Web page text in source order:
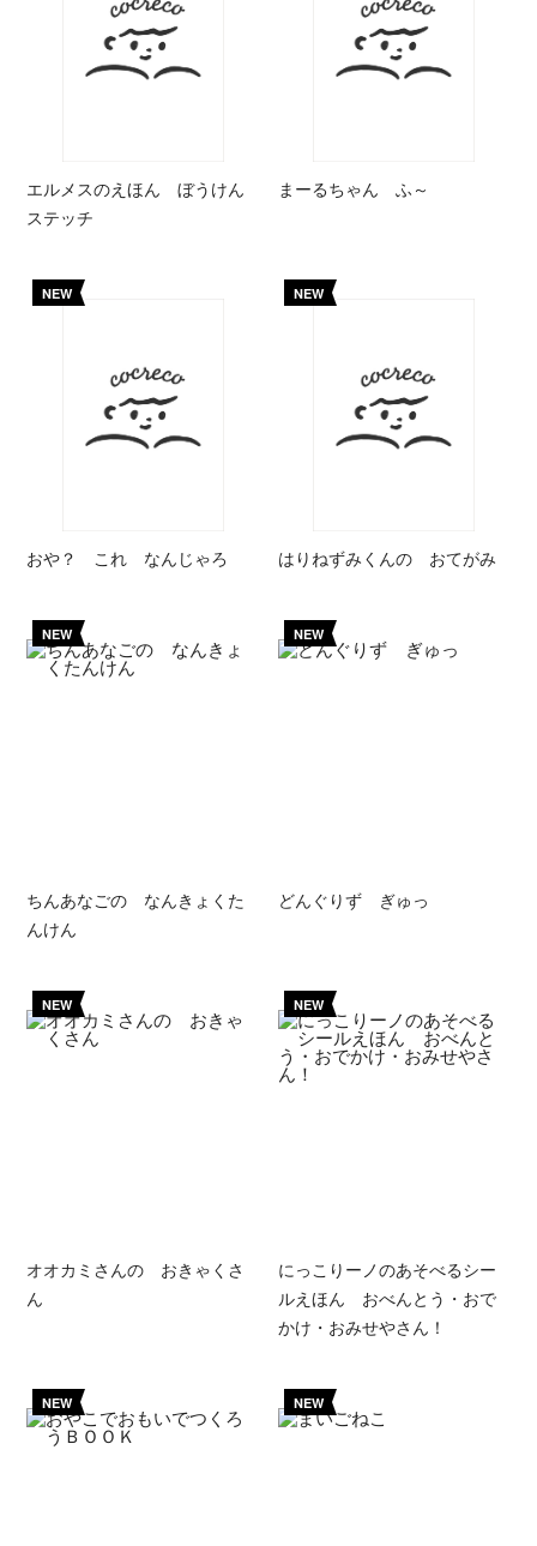
エルメスのえほん ぼうけん
ステッチ
まーるちゃん ふ～
NEW
おや？ これ なんじゃろ
NEW
はりねずみくんの おてがみ
NEW
ちんあなごの なんきょくた
んけん
NEW
どんぐりず ぎゅっ
NEW
オオカミさんの おきゃくさ
ん
NEW
にっこりーノのあそべるシー
ルえほん おべんとう・おで
かけ・おみせやさん！
NEW NEW